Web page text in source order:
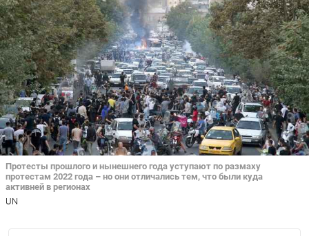
Протесты прошлого и нынешнего года уступают по размаху
протестам 2022 года – но они отличались тем, что были куда
активней в регионах
UN